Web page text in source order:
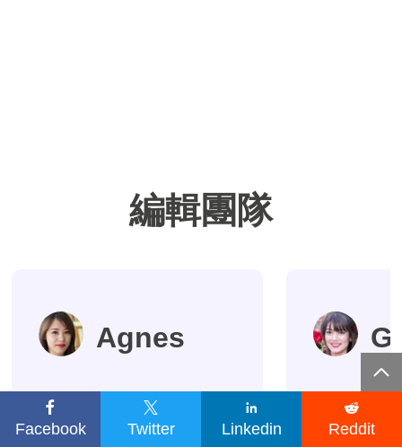

Facebook

Twitter

Linkedin

Reddit
編輯團隊
Agnes
Agnes已經在
謝謝
